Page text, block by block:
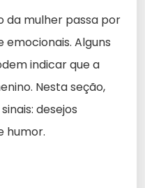
da mulher passa por
emocionais. Alguns
indicar que a
Nesta seção,
desejos
humor.